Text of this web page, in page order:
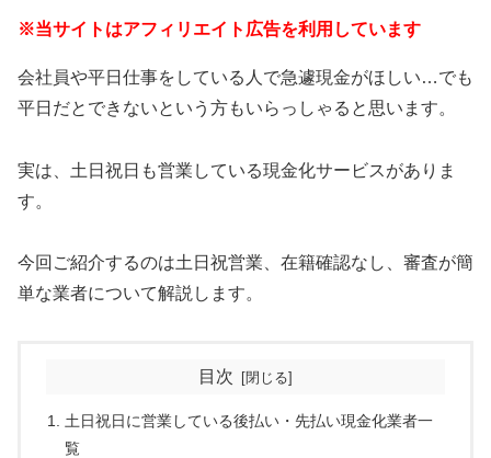
※当サイトはアフィリエイト広告を利用しています
会社員や平日仕事をしている人で急遽現金がほしい…でも
平日だとできないという方もいらっしゃると思います。
実は、土日祝日も営業している現金化サービスがありま
す。
今回ご紹介するのは土日祝営業、在籍確認なし、審査が簡
単な業者について解説します。
目次
土日祝日に営業している後払い・先払い現金化業者一
覧